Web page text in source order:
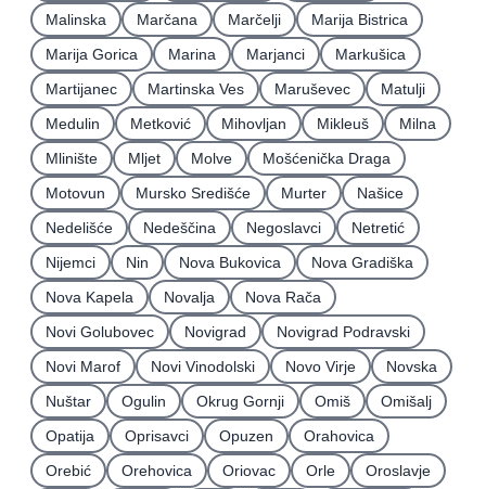
Malinska
Marčana Marčelji
Marija Bistrica
Marija Gorica
Marina Marjanci
Markušica
Martijanec
Martinska Ves Maruševec
Matulji
Medulin
Metković Mihovljan Mikleuš
Milna
Mlinište
Mljet Molve
Mošćenička Draga
Motovun
Mursko Središće Murter
Našice
Nedelišće
Nedeščina Negoslavci
Netretić
Nijemci
Nin Nova Bukovica
Nova Gradiška
Nova Kapela
Novalja
Nova Rača
Novi Golubovec
Novigrad
Novigrad Podravski
Novi Marof
Novi Vinodolski Novo Virje
Novska
Nuštar
Ogulin Okrug Gornji Omiš
Omišalj
Opatija
Oprisavci Opuzen
Orahovica
Orebić
Orehovica Oriovac Orle
Oroslavje